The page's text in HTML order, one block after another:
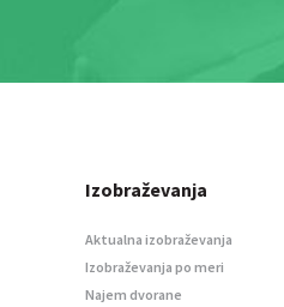
Izobraževanja
Aktualna izobraževanja
Izobraževanja po meri
Najem dvorane